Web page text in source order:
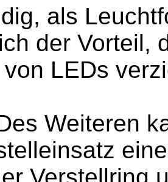
als
der Vorteil,
LEDs
Weiteren